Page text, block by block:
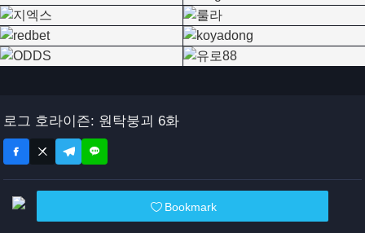
로그 호라이즌: 원탁붕괴 6화
Bookmark